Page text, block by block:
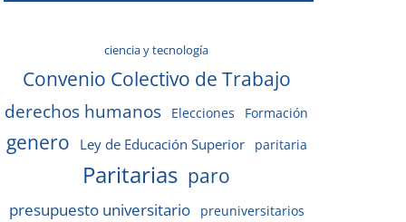
ciencia y tecnología
Convenio Colectivo de Trabajo
derechos humanos Elecciones Formación
genero Ley de Educación Superior paritaria
Paritarias paro
presupuesto universitario preuniversitarios